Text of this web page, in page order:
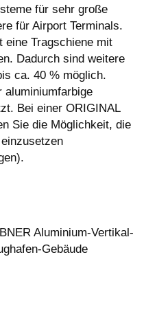
für sehr große
für Airport Terminals.
eine Tragschiene mit
Dadurch sind weitere
ca. 40 % möglich.
aluminiumfarbige
Bei einer ORIGINAL
Sie die Möglichkeit, die
Aluminium-Vertikal-
Gebäude